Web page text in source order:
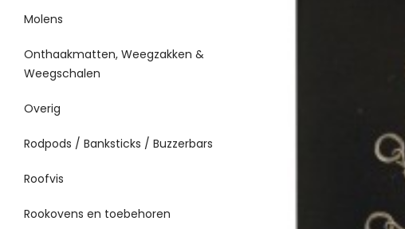
Molens
Onthaakmatten, Weegzakken &
Weegschalen
Overig
Rodpods / Banksticks / Buzzerbars
Roofvis
Rookovens en toebehoren